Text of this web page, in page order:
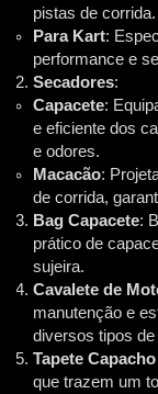
pistas de corrida.
Para Kart:
performance e
Secadores:
Capacete:
e eficiente dos
e odores.
Macacão:
de corrida,
Bag Capacete:
prático de
sujeira.
Cavalete de
manutenção e
diversos tipos
Tapete
que trazem um